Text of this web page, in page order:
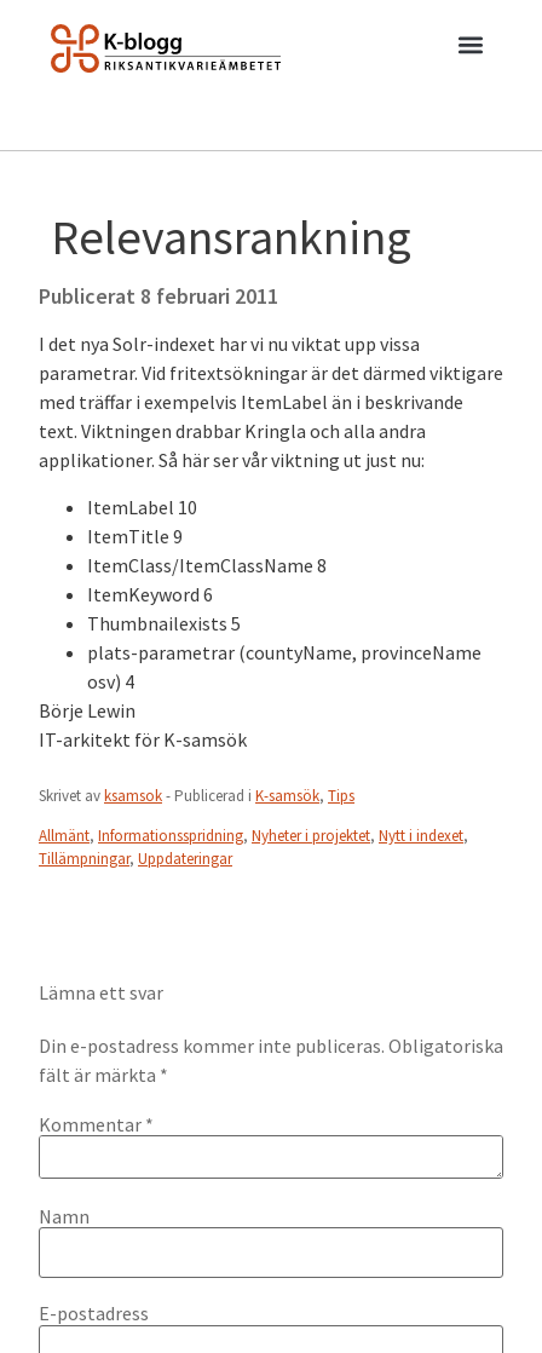
Relevansrankning
Publicerat 8 februari 2011
I det nya Solr-indexet har vi nu viktat upp vissa
parametrar. Vid fritextsökningar är det därmed viktigare
med träffar i exempelvis ItemLabel än i beskrivande
text. Viktningen drabbar Kringla och alla andra
applikationer. Så här ser vår viktning ut just nu:
ItemLabel 10
ItemTitle 9
ItemClass/ItemClassName 8
ItemKeyword 6
Thumbnailexists 5
plats-parametrar (countyName, provinceName
osv) 4
Börje Lewin
IT-arkitekt för K-samsök
Skrivet avksamsok- Publicerad i K-samsök, Tips
Allmänt, Informationsspridning, Nyheter i projektet, Nytt i indexet,
Tillämpningar, Uppdateringar
Lämna ett svar
Din e-postadress kommer inte publiceras. Obligatoriska
fält är märkta *
Kommentar *
Namn
E-postadress